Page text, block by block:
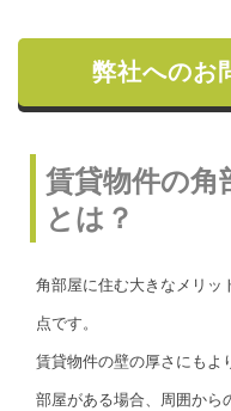
弊社へのお
賃貸物件の角
とは？
角部屋に住む大きなメリッ
点です。
賃貸物件の壁の厚さにもよ
部屋がある場合、周囲から